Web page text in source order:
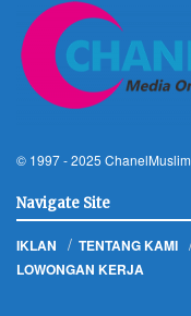
© 1997 - 2025 ChanelMuslim
Navigate Site
IKLAN TENTANG KAMI
LOWONGAN KERJA